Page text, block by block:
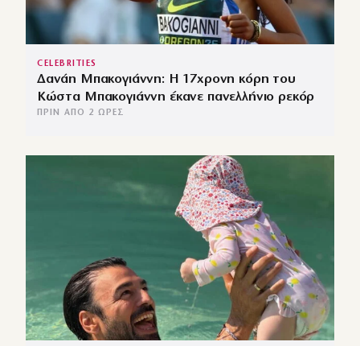
CELEBRITIES
Δανάη Μπακογιάννη: Η 17χρονη κόρη του
Κώστα Μπακογιάννη έκανε πανελλήνιο ρεκόρ
ΠΡΙΝ ΑΠΌ 2 ΏΡΕΣ